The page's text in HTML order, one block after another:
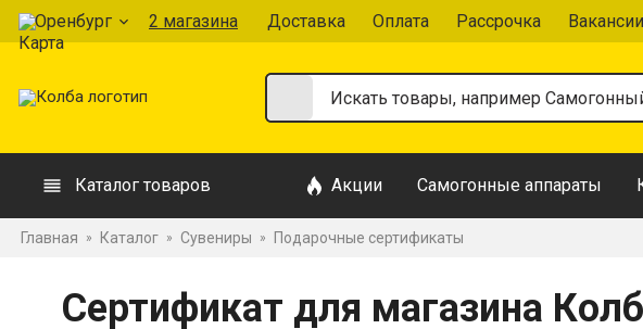
Оренбург 2 магазина Доставка Оплата Рассрочка Вакансии
Каталог товаров Акции Самогонные аппараты
Главная » Каталог » Сувениры » Подарочные сертификаты
Сертификат для магазина